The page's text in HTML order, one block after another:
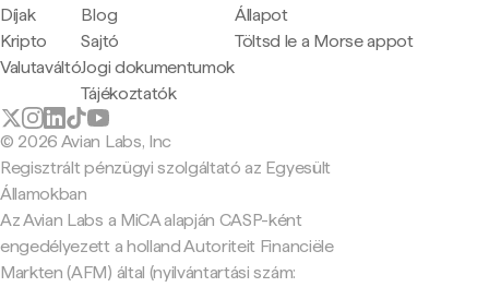
Díjak
Kripto
Valutaváltó
Blog
Sajtó
Jogi dokumentumok
Tájékoztatók
Állapot
Töltsd le a Morse appot
© 2026 Avian Labs, Inc
Regisztrált pénzügyi szolgáltató az Egyesült
Államokban
Az Avian Labs a MiCA alapján CASP-ként
engedélyezett a holland Autoriteit Financiële
Markten (AFM) által (nyilvántartási szám: